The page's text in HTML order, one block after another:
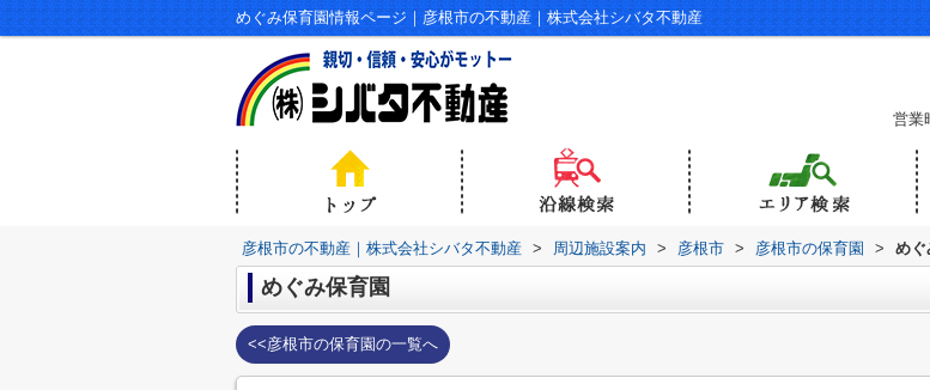
めぐみ保育園情報ページ｜彦根市の不動産｜株式会社シバタ不動産
営業
彦根市の不動産｜株式会社シバタ不動産 > 周辺施設案内 > 彦根市 > 彦根市の保育園 > めぐ
めぐみ保育園
<<彦根市の保育園の一覧へ